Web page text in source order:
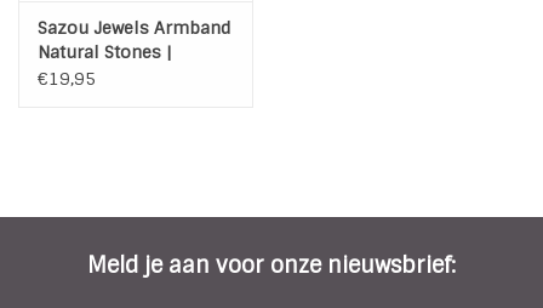
Sazou Jewels Armband
Natural Stones |
Glamour
€19,95
Meld je aan voor onze nieuwsbrief: